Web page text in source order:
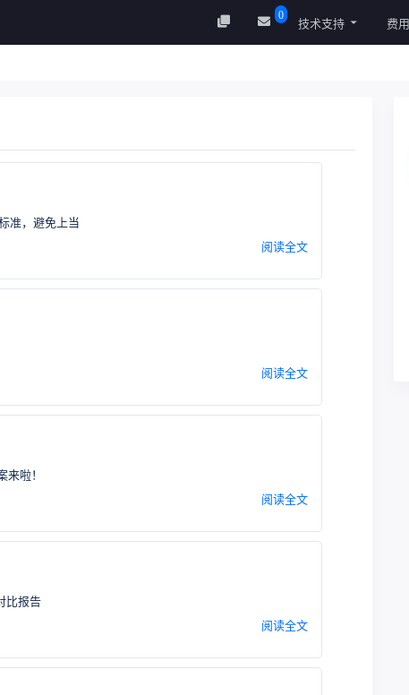
0
技术支持 费用
准，避免上当
阅读全文
阅读全文
啦！
阅读全文
比报告
阅读全文